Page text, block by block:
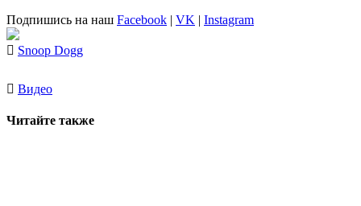
Подпишись на наш Facebook | VK | Instagram
Snoop Dogg
Видео
Читайте также